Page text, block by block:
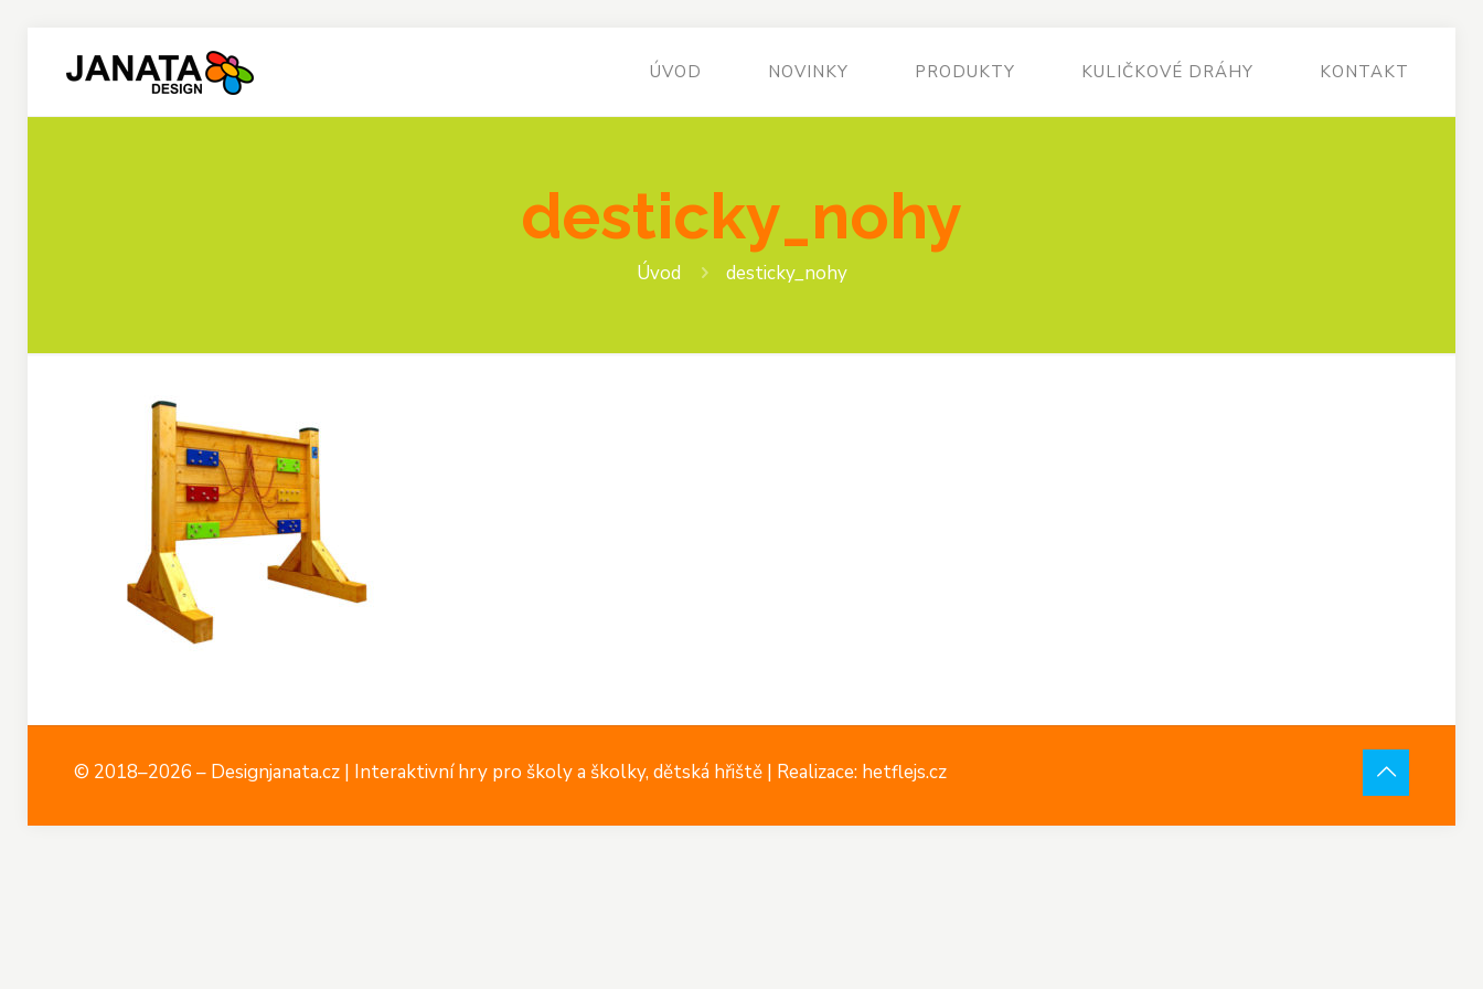
ÚVOD NOVINKY PRODUKTY KULIČKOVÉ DRÁHY KONTAKT
desticky_nohy
Úvod desticky_nohy
© 2018–2026 – Designjanata.cz | Interaktivní hry pro školy a školky, dětská hřiště | Realizace: hetflejs.cz